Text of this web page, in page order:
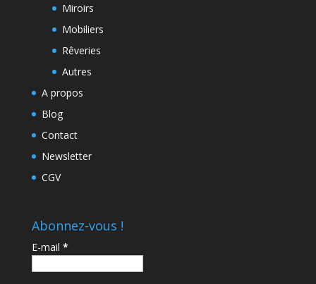
Miroirs
Mobiliers
Rêveries
Autres
A propos
Blog
Contact
Newsletter
CGV
Abonnez-vous !
E-mail *